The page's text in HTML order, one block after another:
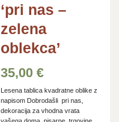
‘pri nas –
zelena
oblekca’
35,00€
Lesena tablica kvadratne oblike z
napisom Dobrodašli pri nas,
dekoracija za vhodna vrata